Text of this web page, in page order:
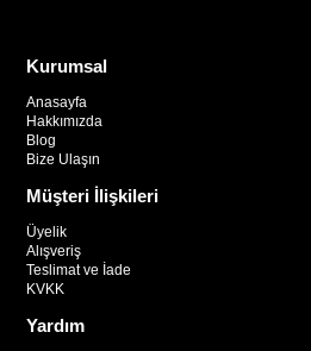
Kurumsal
Anasayfa
Hakkımızda
Blog
Bize Ulaşın
Müşteri İlişkileri
Üyelik
Alışveriş
Teslimat ve İade
KVKK
Yardım